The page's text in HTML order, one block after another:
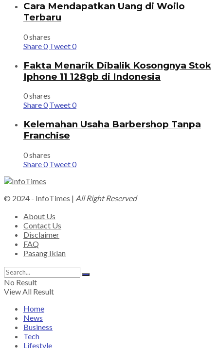
Cara Mendapatkan Uang di Woilo
Terbaru
0 shares
Share0 Tweet0
Fakta Menarik Dibalik Kosongnya Stok
Iphone 11 128gb di Indonesia
0 shares
Share0 Tweet0
Kelemahan Usaha Barbershop Tanpa
Franchise
0 shares
Share0 Tweet0
© 2024 - InfoTimes | All Right Reserved
About Us
Contact Us
Disclaimer
FAQ
Pasang Iklan
No Result
View All Result
Home
News
Business
Tech
Lifestyle